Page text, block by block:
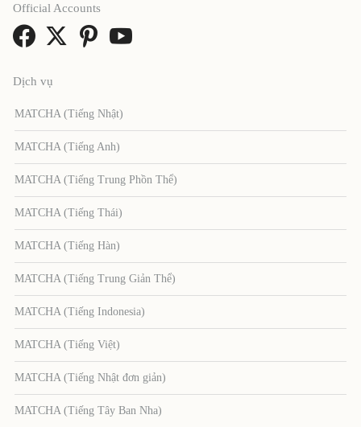
Dịch vụ
MATCHA (Tiếng Nhật)
MATCHA (Tiếng Anh)
MATCHA (Tiếng Trung Phồn Thể)
MATCHA (Tiếng Thái)
MATCHA (Tiếng Hàn)
MATCHA (Tiếng Trung Giản Thể)
MATCHA (Tiếng Indonesia)
MATCHA (Tiếng Việt)
MATCHA (Tiếng Nhật đơn giản)
MATCHA (Tiếng Tây Ban Nha)
Official Accounts